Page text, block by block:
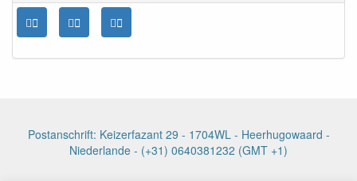
Postanschrift: Keizerfazant 29 - 1704WL - Heerhugowaard -
Niederlande - (+31) 0640381232 (GMT +1)